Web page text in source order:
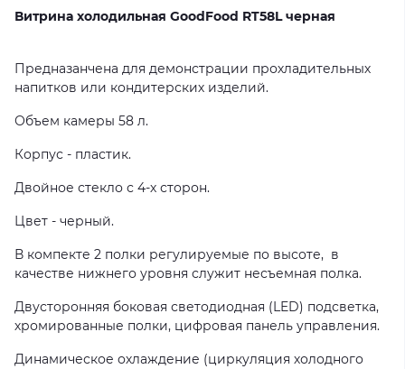
Витрина холодильная GoodFood RT58L черная
Предназанчена для демонстрации прохладительных
напитков или кондитерских изделий.
Объем камеры 58 л.
Корпус - пластик.
Двойное стекло с 4-х сторон.
Цвет - черный.
В компекте 2 полки регулируемые по высоте, в
качестве нижнего уровня служит несъемная полка.
Двусторонняя боковая светодиодная (LED) подсветка,
хромированные полки, цифровая панель управления.
Динамическое охлаждение (циркуляция холодного